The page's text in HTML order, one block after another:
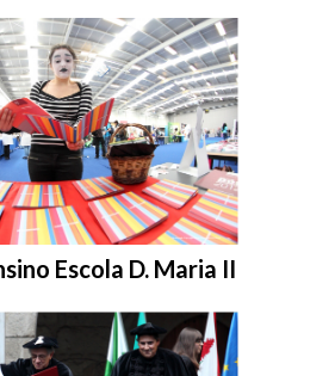
Escola D. Maria II